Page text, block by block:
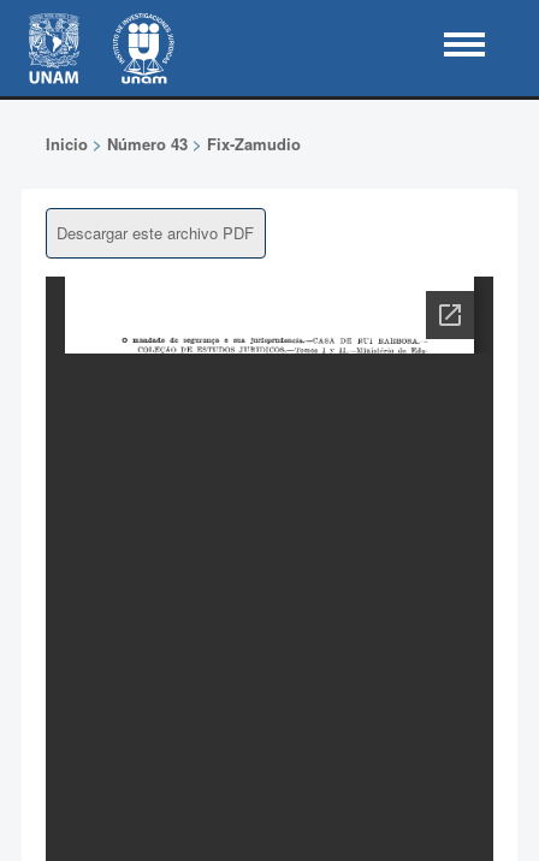
Inicio> Número 43> Fix-Zamudio
Descargar este archivo PDF